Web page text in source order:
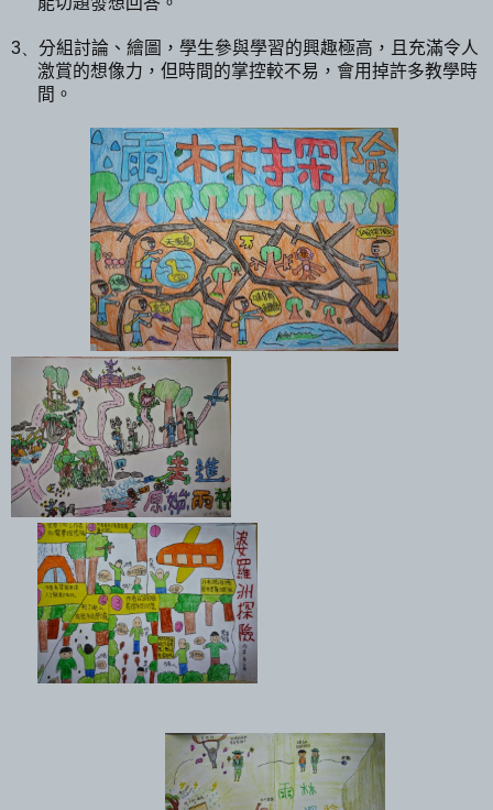
3、 分組討論、繪圖，學生參與學習的興趣極高，且充滿令人
激賞的想像力，但時間的掌控較不易，會用掉許多教學時
間。